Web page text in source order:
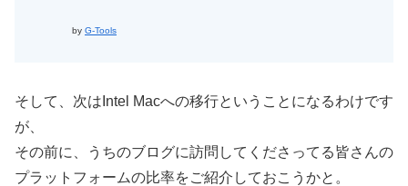
by G-Tools
そして、次はIntel Macへの移行ということになるわけです
が、
その前に、うちのブログに訪問してくださってる皆さんの
プラットフォームの比率をご紹介しておこうかと。